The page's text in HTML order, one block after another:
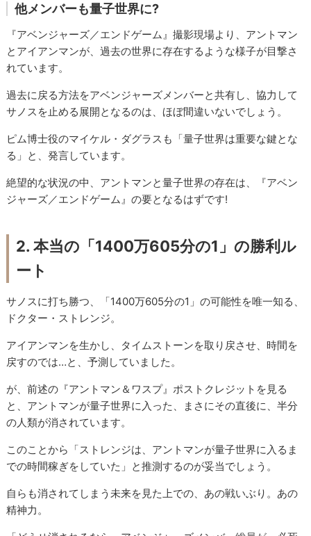
他メンバーも量子世界に?
『アベンジャーズ／エンドゲーム』撮影現場より、アントマン
とアイアンマンが、過去の世界に存在するような様子が目撃さ
れています。
過去に戻る方法をアベンジャーズメンバーと共有し、協力して
サノスを止める展開となるのは、ほぼ間違いないでしょう。
ピム博士役のマイケル・ダグラスも「量子世界は重要な鍵とな
る」と、発言しています。
絶望的な状況の中、アントマンと量子世界の存在は、『アベン
ジャーズ／エンドゲーム』の要となるはずです!
2. 本当の「1400万605分の1」の勝利ル
ート
サノスに打ち勝つ、「1400万605分の1」の可能性を唯一知る、
ドクター・ストレンジ。
アイアンマンを生かし、タイムストーンを取り戻させ、時間を
戻すのでは…と、予測していました。
が、前述の『アントマン＆ワスプ』ポストクレジットを見る
と、アントマンが量子世界に入った、まさにその直後に、半分
の人類が消されています。
このことから「ストレンジは、アントマンが量子世界に入るま
での時間稼ぎをしていた」と推測するのが妥当でしょう。
自らも消されてしまう未来を見た上での、あの戦いぶり。あの
精神力。